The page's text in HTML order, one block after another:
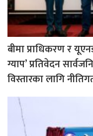
बीमा प्राधिकरण र
ग्याप’ प्रतिवेदन
विस्तारका लागि